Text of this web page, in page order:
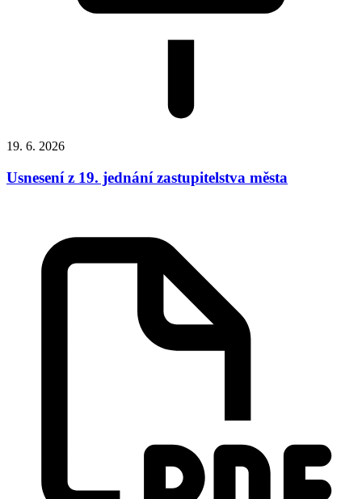
19. 6. 2026
Usnesení z 19. jednání zastupitelstva města